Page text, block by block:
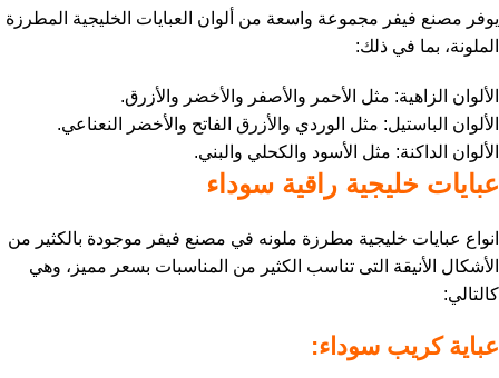
يوفر مصنع فيفر مجموعة واسعة من ألوان العبايات الخليجية المطرزة
الملونة، بما في ذلك:
الألوان الزاهية: مثل الأحمر والأصفر والأخضر والأزرق.
الألوان الباستيل: مثل الوردي والأزرق الفاتح والأخضر النعناعي.
الألوان الداكنة: مثل الأسود والكحلي والبني.
عبايات خليجية راقية سوداء
انواع عبايات خليجية مطرزة ملونه في مصنع فيفر موجودة بالكثير من
الأشكال الأنيقة التى تناسب الكثير من المناسبات بسعر مميز، وهي
كالتالي:
عباية كريب سوداء: